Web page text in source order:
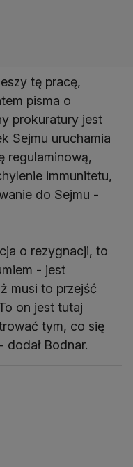
tę pracę,
pisma o
prokuratury jest
Sejmu uruchamia
regulaminową,
immunitetu,
do Sejmu -
o rezygnacji, to
- jest
musi to przejść
on jest tutaj
tym, co się
Bodnar.